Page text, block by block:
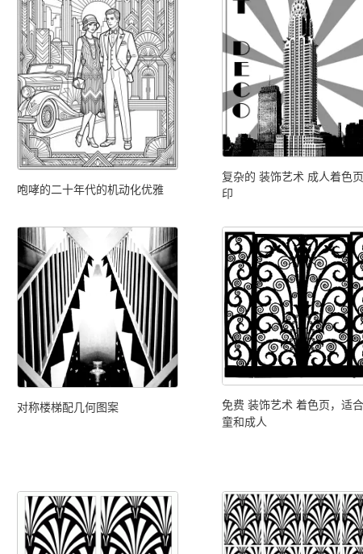
咆哮的二十年代的机动化优雅
复杂的 装饰艺术 成人着色
印
对称楼梯配几何图案
免费 装饰艺术 着色页，适
童和成人